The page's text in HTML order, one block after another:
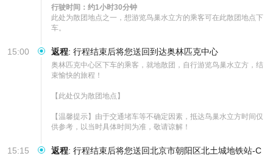
行驶时间：约1小时30分钟
此处为散团地点之一，想游览鸟巢水立方的乘客可在此散团地点下
车。
15:00 返程: 行程结束后将您送回到达奥林匹克中心
奥林匹克中心区下车的乘客，就地散团，自行游览鸟巢水立方，结
束愉快的旅程！
【此处仅为散团地点】
【温馨提示】由于交通堵车等不确定因素，抵达鸟巢水立方时间仅
供参考，以当时具体时间为准，敬请谅解！
15:15 返程: 行程结束后将您送回北京市朝阳区北土城地铁站-C